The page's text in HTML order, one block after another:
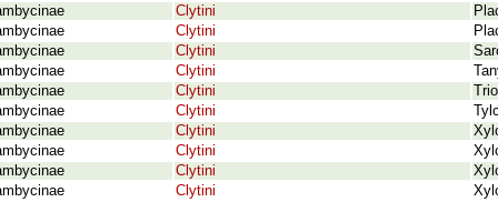
Clytini
Clytini
Clytini
Clytini
Clytini
Clytini
Clytini
Clytini
Clytini
Clytini